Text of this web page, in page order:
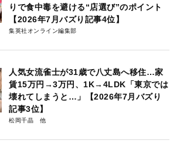
りで食中毒を避ける“店選び”のポイント
【2026年7月バズり記事4位】
集英社オンライン編集部
人気女流雀士が31歳で八丈島へ移住…家
賃15万円→3万円、1K→4LDK「東京では
壊れてしまうと…」【2026年7月バズり
記事3位】
松岡千晶